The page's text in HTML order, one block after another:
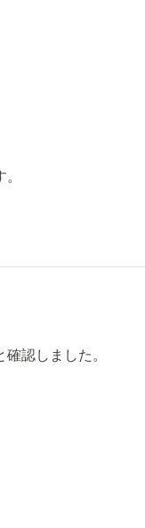
認しました。